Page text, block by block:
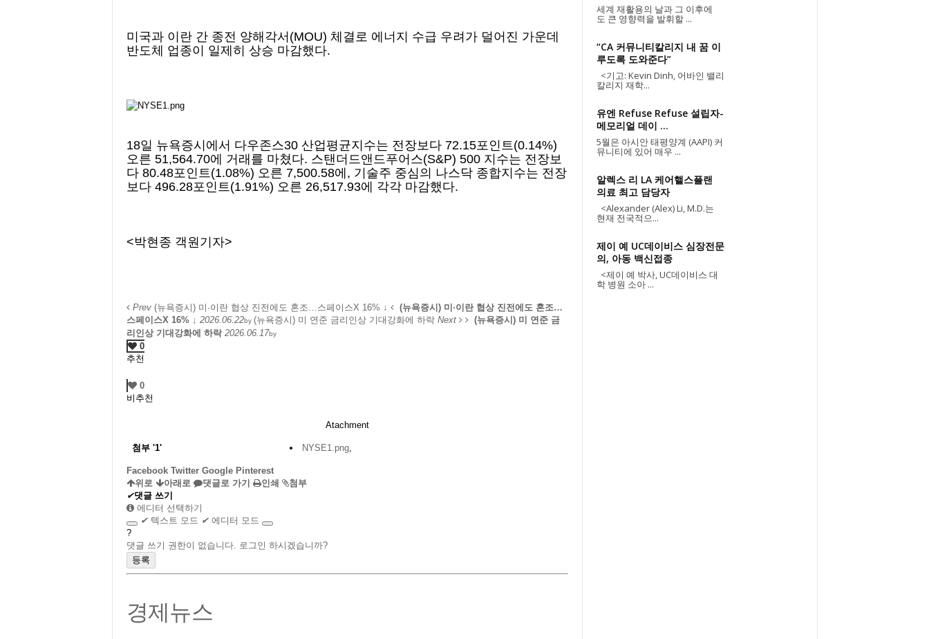
미국과 이란 간 종전 양해각서(MOU) 체결로 에너지 수급 우려가 덜어진 가운데
반도체 업종이 일제히 상승 마감했다.
18일 뉴욕증시에서 다우존스30 산업평균지수는 전장보다 72.15포인트(0.14%)
오른 51,564.70에 거래를 마쳤다. 스탠더드앤드푸어스(S&P) 500 지수는 전장보
다 80.48포인트(1.08%) 오른 7,500.58에, 기술주 중심의 나스닥 종합지수는 전장
보다 496.28포인트(1.91%) 오른 26,517.93에 각각 마감했다.
<박현종 객원기자>
Prev(뉴욕증시) 미·이란 협상 진전에도 혼조…스페이스X 16% ↓
(뉴욕증시) 미·이란 협상 진전에도 혼조…
스페이스X 16% ↓ 2026.06.22by (뉴욕증시) 미 연준 금리인상 기대강화에 하락 Next
(뉴욕증시) 미 연준 금
리인상 기대강화에 하락 2026.06.17by
0
추천
0
비추천
Atachment
첨부 '1' NYSE1.png,
Facebook Twitter Google Pinterest
위로
아래로 댓글로 가기 인쇄
첨부
✔댓글 쓰기
에디터 선택하기
✔ 텍스트 모드 ✔ 에디터 모드
?
댓글 쓰기 권한이 없습니다. 로그인 하시겠습니까?
경제뉴스
세계 재활용의 날과 그 이후에
도 큰 영향력을 발휘할 ...
“CA 커뮤니티칼리지 내 꿈 이
루도록 도와준다”
<기고: Kevin Dinh, 어바인 밸리
칼리지 재학...
유엔 Refuse Refuse 설립자-
메모리얼 데이 ...
5월은 아시안 태평양계 (AAPI) 커
뮤니티에 있어 매우 ...
알렉스 리 LA 케어핼스플랜
의료 최고 담당자
<Alexander (Alex) Li, M.D.는
현재 전국적으...
제이 예 UC데이비스 심장전문
의, 아동 백신접종
<제이 예 박사, UC데이비스 대
학 병원 소아 ...